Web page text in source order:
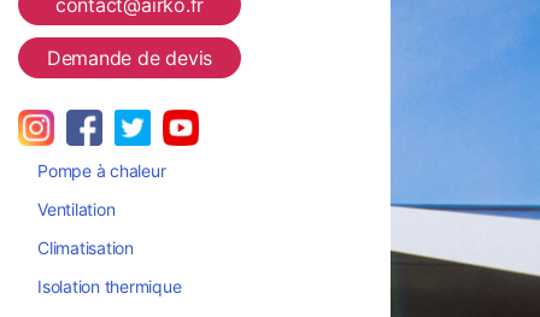
contact@airko.fr
Demande de devis
Pompe à chaleur
Ventilation
Climatisation
Isolation thermique